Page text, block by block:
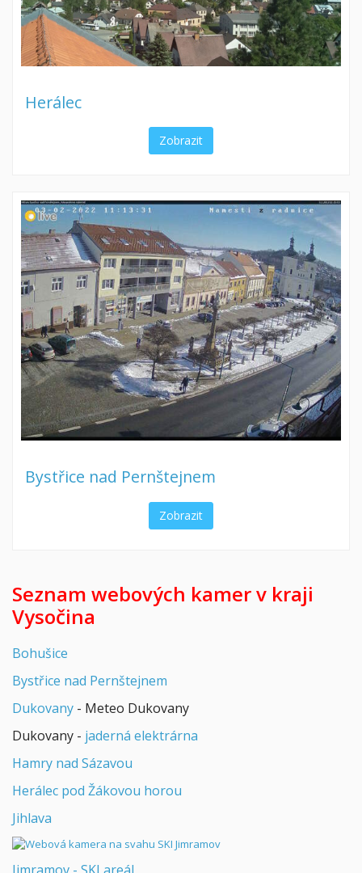
Herálec
Zobrazit
Bystřice nad Pernštejnem
Zobrazit
Seznam webových kamer v kraji
Vysočina
Bohušice
Bystřice nad Pernštejnem
Dukovany - Meteo Dukovany
Dukovany - jaderná elektrárna
Hamry nad Sázavou
Herálec pod Žákovou horou
Jihlava